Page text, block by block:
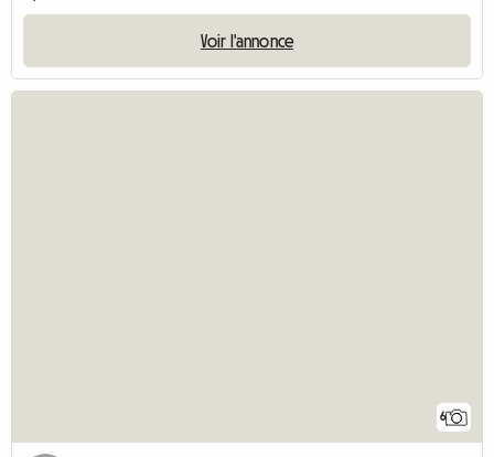
Voir l'annonce
6